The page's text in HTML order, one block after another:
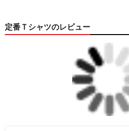
定番Ｔシャツのレビュー